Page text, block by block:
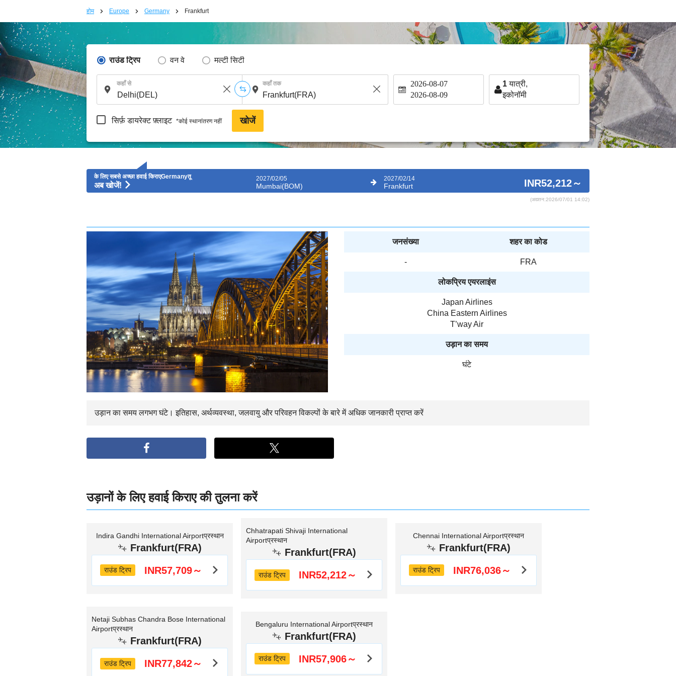
होम Europe Germany Frankfurt
राउंड ट्रिप वन वे मल्टी सिटी
कहाँ से कहाँ तक 2026-08-07
2026-08-09
1यात्री,
इकोनॉमी
सिर्फ़ डायरेक्ट फ़्लाइट *कोई स्थानांतरण नहीं खोजें
के लिए सबसे अच्छा हवाई किराएGermanyतू
अब खोजें!
2027/02/05
Mumbai(BOM)
2027/02/14
Frankfurt INR52,212～
(अद्यतन:2026/07/01 14:02)
जनसंख्या शहर का कोड
- FRA
लोकप्रिय एयरलाइंस
Japan Airlines
China Eastern Airlines
T’way Air
उड़ान का समय
घंटे
उड़ान का समयलगभगघंटे। इतिहास, अर्थव्यवस्था, जलवायु और परिवहन विकल्पों के बारे में अधिक जानकारी प्राप्त करें
उड़ानों के लिए हवाई किराए की तुलना करें
Indira Gandhi International Airportप्रस्थान
Frankfurt(FRA)
राउंड ट्रिप INR57,709～
Chhatrapati Shivaji International
Airportप्रस्थान
Frankfurt(FRA)
राउंड ट्रिप INR52,212～
Chennai International Airportप्रस्थान
Frankfurt(FRA)
राउंड ट्रिप INR76,036～
Netaji Subhas Chandra Bose International
Airportप्रस्थान
Frankfurt(FRA)
राउंड ट्रिप INR77,842～
Bengaluru International Airportप्रस्थान
Frankfurt(FRA)
राउंड ट्रिप INR57,906～